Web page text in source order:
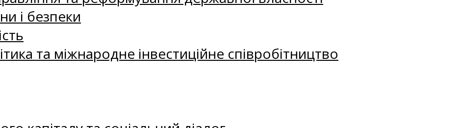
і безпеки
та міжнародне інвестиційне співробітництво